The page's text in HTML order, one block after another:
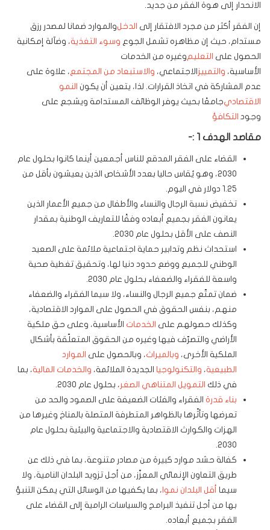
الانحدار إلى هوة الفقر من جديد.
إن الفقر أكثر من مجرد الافتقار إلى الدخلوالموارد ضمانا لمصدر رزق
مستدام، حيث إن مظاهره تشمل الجوع وسوء التغذية، وضآلة إمكانية
الحصول على التعليموغيره من الخدمات
الأساسية، والتمييز الاجتماعي، والاستبعاد من المجتمع، علاوة على
عدم المشاركة في اتخاذ القرارات. لذا، يتعين أن يكون النمو
الاقتصاديجامعًا بحيث يوفر الوظائف المستدامة ويشجع على
وجود التكافؤ
مقاصد الهدف 1 :-
القضاء على الفقر المدقع للناس أجمعين أينما كانوا بحلول عام
2030، وهو يُقاس حاليا بعدد الأشخاص الذين يعيشون بأقل من
1.25 دولار في اليوم.
تخفيض نسبة الرجال والنساء والأطفال من جميع الأعمار الذين
يعانون الفقر بجميع أبعاده وفقًا للتعاريف الوطنية بمقدار
النصف على الأقل بحلول عام 2030.
استحداث نظم وتدابير حماية اجتماعية ملائمة على الصعيد
الوطني للجميع ووضع حدود دنيا لها، وتحقيق تغطية صحية
واسعة للفقراء والضعفاء بحلول عام 2030.
ضمان تمتّع جميع الرجال والنساء، ولا سيما الفقراء والضعفاء
منهم، بنفس الحقوق في الحصول على الموارد الاقتصادية،
وكذلك حصولهم على الخدمات الأساسية، وعلى حق ملكية
الأراضي والتصرّف فيها وغيره من الحقوق المتعلّقة بأشكال
الملكية الأخرى، وبالميراث، وبالحصول على الموارد
الطبيعية، والتكنولوجيا الجديدة الملائمة، والخدمات المالية، بما
في ذلك التمويل المتناهي الصغر ، بحلول عام 2030.
بناء قدرة الفقراء والفئات الضعيفة على الصمود والحد من
تعرضها وتأثّرها بالظواهر المتطرفة المتصلة بالمناخ وغيرها من
الهزات والكوارث الاقتصادية والاجتماعية والبيئية بحلول عام
2030.
كفالة حشد موارد كبيرة من مصادر متنوعة، بما في ذلك عن
طريق التعاون الإنمائي المعزّز، من أجل تزويد البلدان النامية، ولا
سيما أقل البلدان نموا ، بما يكفيها من الوسائل التي يمكن التنبؤ
بها من أجل تنفيذ البرامج والسياسات الرامية إلى القضاء على
الفقر بجميع أبعاده.